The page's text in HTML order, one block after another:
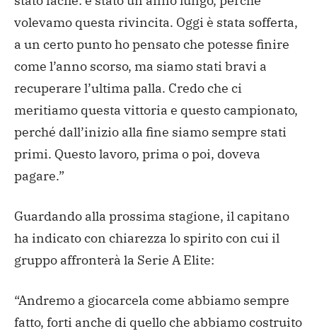
volevamo questa rivincita. Oggi è stata sofferta,
a un certo punto ho pensato che potesse finire
come l’anno scorso, ma siamo stati bravi a
recuperare l’ultima palla. Credo che ci
meritiamo questa vittoria e questo campionato,
perché dall’inizio alla fine siamo sempre stati
primi. Questo lavoro, prima o poi, doveva
pagare.”
Guardando alla prossima stagione, il capitano
ha indicato con chiarezza lo spirito con cui il
gruppo affronterà la Serie A Elite:
“Andremo a giocarcela come abbiamo sempre
fatto, forti anche di quello che abbiamo costruito